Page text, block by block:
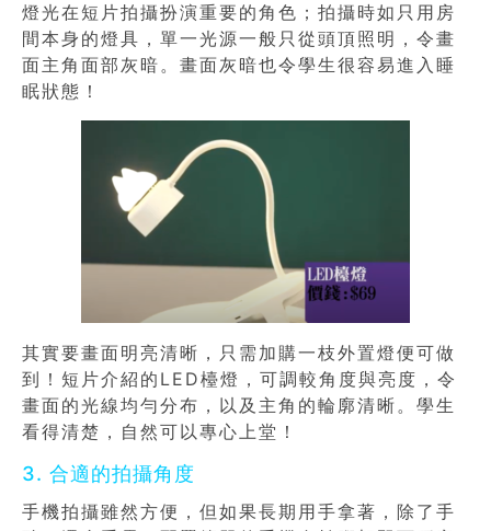
燈光在短片拍攝扮演重要的角色；拍攝時如只用房
間本身的燈具，單一光源一般只從頭頂照明，令畫
面主角面部灰暗。畫面灰暗也令學生很容易進入睡
眠狀態！
其實要畫面明亮清晰，只需加購一枝外置燈便可做
到！短片介紹的 LED檯燈，可調較角度與亮度，令
畫面的光線均勻分布，以及主角的輪廓清晰。學生
看得清楚，自然可以專心上堂！
3. 合適的拍攝角度
手機拍攝雖然方便，但如果長期用手拿著，除了手